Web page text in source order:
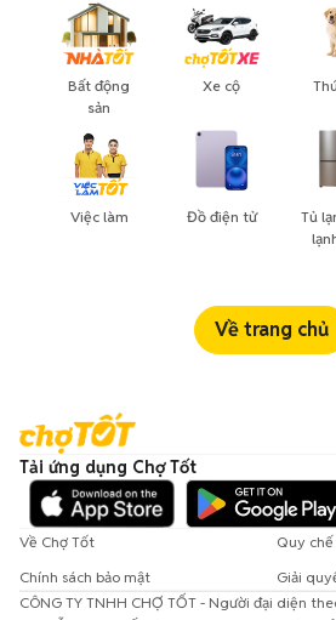
Bất động
sản
Việc làm
Xe cộ
Đồ điện tử
Tủ
Về trang chủ
Tải ứng dụng Chợ Tốt
Về Chợ Tốt
Quy chế
Chính sách bảo mật
Giải
CÔNG TY TNHH CHỢ TỐT - Người đại diện